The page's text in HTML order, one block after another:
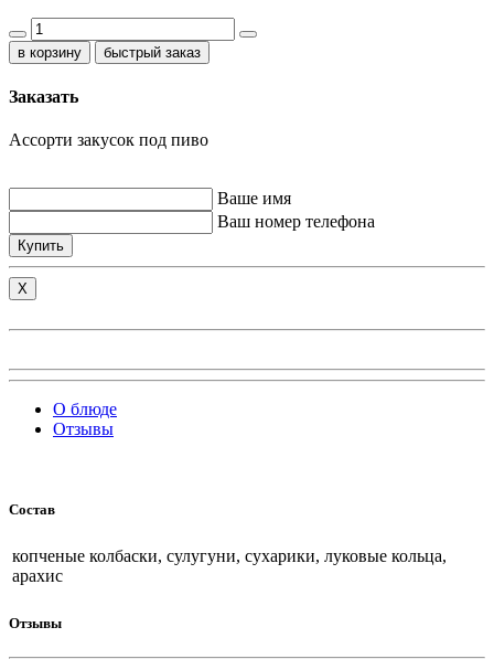
быстрый заказ
Заказать
Ассорти закусок под пиво
Ваше имя
Ваш номер телефона
Купить
X
О блюде
Отзывы
Состав
копченые колбаски, сулугуни, сухарики, луковые кольца,
арахис
Отзывы